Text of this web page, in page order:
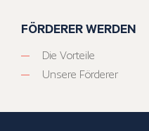
FÖRDERER WERDEN
Die Vorteile
Unsere Förderer